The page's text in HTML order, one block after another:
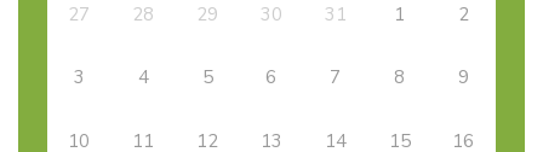
27 28 29 30 31 1 2
3 4 5 6 7 8 9
10 11 12 13 14 15 16